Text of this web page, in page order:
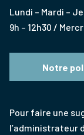
Lundi – Mardi –
9h – 12h30 /
Notre
Pour faire une
l’administrateur